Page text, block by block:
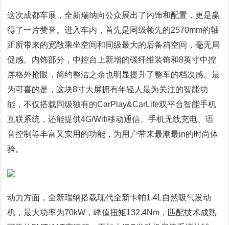
这次成都车展，全新瑞纳向公众展出了内饰和配置，更是赢
得了一片赞誉。进入车内，首先是同级领先的2570mm的轴
距所带来的宽敞乘坐空间和同级最大的后备箱空间，毫无局
促感。内饰部分，中控台上新增的碳纤维装饰和8英寸中控
屏格外抢眼，简约整洁之余也明显提升了整车的档次感。最
为可喜的是，这块8寸大屏拥有年轻人最为关注的智能功
能，不仅搭载同级独有的CarPlay&CarLife双平台智能手机
互联系统，还能提供4G/Wifi移动通信、手机无线充电、语
音控制等丰富又实用的功能，为用户带来最潮最in的时尚体
验。
动力方面，全新瑞纳搭载现代全新卡帕1.4L自然吸气发动
机，最大功率为70kW，峰值扭矩132.4Nm，匹配技术成熟